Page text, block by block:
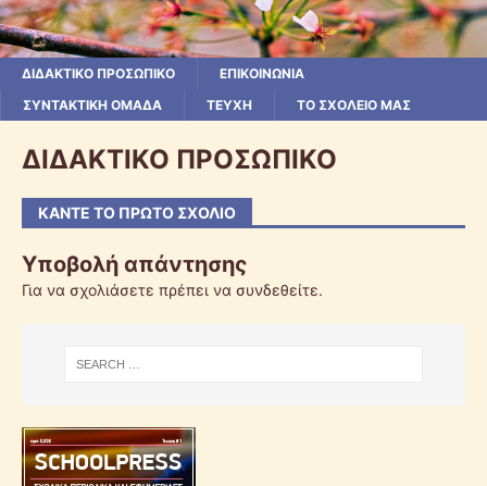
ΔΙΔΑΚΤΙΚΟ ΠΡΟΣΩΠΙΚΟ
ΕΠΙΚΟΙΝΩΝΙΑ
ΣΥΝΤΑΚΤΙΚΗ ΟΜΑΔΑ
ΤΕΥΧΗ ΤΟ ΣΧΟΛΕΙΟ ΜΑΣ
ΔΙΔΑΚΤΙΚΟ ΠΡΟΣΩΠΙΚΟ
ΚΆΝΤΕ ΤΟ ΠΡΏΤΟ ΣΧΌΛΙΟ
Υποβολή απάντησης
Για να σχολιάσετε πρέπει να συνδεθείτε.